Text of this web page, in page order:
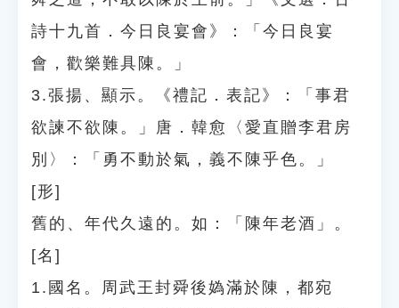
詩十九首．今日良宴會》：「今日良宴
會，歡樂難具陳。」
3.張揚、顯示。《禮記．表記》：「事君
欲諫不欲陳。」唐．韓愈〈愛直贈李君房
別〉：「勇不動於氣，義不陳乎色。」
[形]
舊的、年代久遠的。如：「陳年老酒」。
[名]
1.國名。周武王封舜後媯滿於陳，都宛